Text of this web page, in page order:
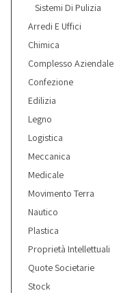
Sistemi Di Pulizia
Arredi E Uffici
Chimica
Complesso Aziendale
Confezione
Edilizia
Legno
Logistica
Meccanica
Medicale
Movimento Terra
Nautico
Plastica
Proprietà Intellettuali
Quote Societarie
Stock